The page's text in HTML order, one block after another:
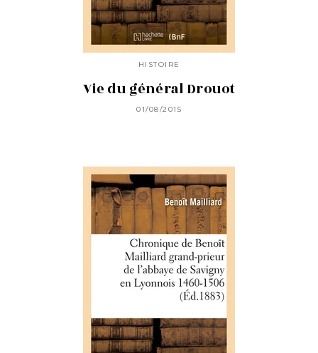
HISTOIRE
Vie du général Drouot
01/08/2015